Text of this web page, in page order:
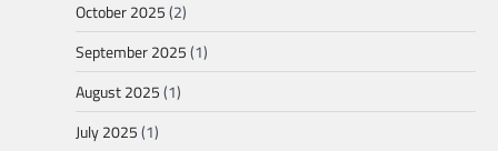
October 2025(2)
September 2025(1)
August 2025(1)
July 2025(1)